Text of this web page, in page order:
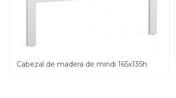
Cabezal de madera de mindi 165x135h